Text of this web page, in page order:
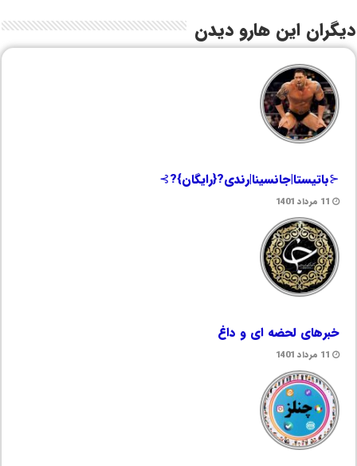
دیگران این هارو دیدن
⊰باتیستا|جانسینا|رندی?{رایگان}?⊱
11 مرداد 1401
خبرهای لحضه ای و داغ
11 مرداد 1401